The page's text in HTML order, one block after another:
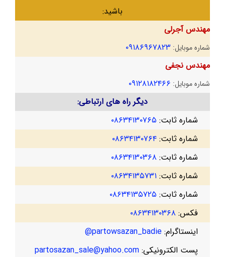
باشید:
مهندس آجرلی
شماره موبایل: ۰۹۱۸۶۹۶۷۸۲۳
مهندس نجفی
شماره موبایل: ۰۹۱۲۸۱۸۲۴۶۶
دیگر راه های ارتباطی:
شماره ثابت: ۰۸۶۳۴۱۳۰۷۶۵
شماره ثابت: ۰۸۶۳۴۱۳۰۷۶۴
شماره ثابت: ۰۸۶۳۴۱۳۰۳۶۸
شماره ثابت: ۰۸۶۳۴۱۳۵۷۳۱
شماره ثابت: ۰۸۶۳۴۱۳۵۷۲۵
فکس: ۰۸۶۳۴۱۳۰۳۶۸
اینستاگرام: partowsazan_badie@
پست الکترونیکی: partosazan_sale@yahoo.com